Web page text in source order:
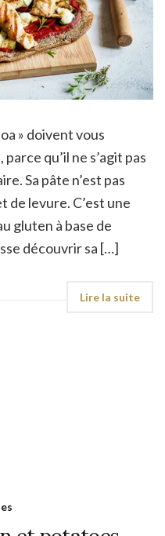
» doivent vous
qu’il ne s’agit pas
Sa pâte n’est pas
de levure. C’est une
gluten à base de
découvrir sa […]